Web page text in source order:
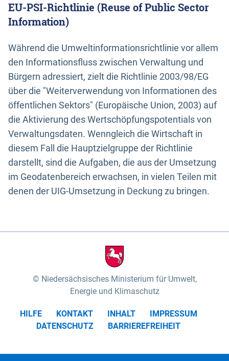
EU-PSI-Richtlinie (Reuse of Public Sector
Information)
Während die Umweltinformationsrichtlinie vor allem
den Informationsfluss zwischen Verwaltung und
Bürgern adressiert, zielt die Richtlinie 2003/98/EG
über die "Weiterverwendung von Informationen des
öffentlichen Sektors" (Europäische Union, 2003) auf
die Aktivierung des Wertschöpfungspotentials von
Verwaltungsdaten. Wenngleich die Wirtschaft in
diesem Fall die Hauptzielgruppe der Richtlinie
darstellt, sind die Aufgaben, die aus der Umsetzung
im Geodatenbereich erwachsen, in vielen Teilen mit
denen der UIG-Umsetzung in Deckung zu bringen.
Niedersächsisches Ministerium für Umwelt,
Energie und Klimaschutz
HILFE KONTAKT INHALT
IMPRESSUM
DATENSCHUTZ
BARRIEREFREIHEIT